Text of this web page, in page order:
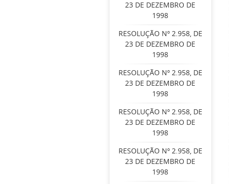
23 DE DEZEMBRO DE
1998
RESOLUÇÃO Nº 2.958, DE
23 DE DEZEMBRO DE
1998
RESOLUÇÃO Nº 2.958, DE
23 DE DEZEMBRO DE
1998
RESOLUÇÃO Nº 2.958, DE
23 DE DEZEMBRO DE
1998
RESOLUÇÃO Nº 2.958, DE
23 DE DEZEMBRO DE
1998